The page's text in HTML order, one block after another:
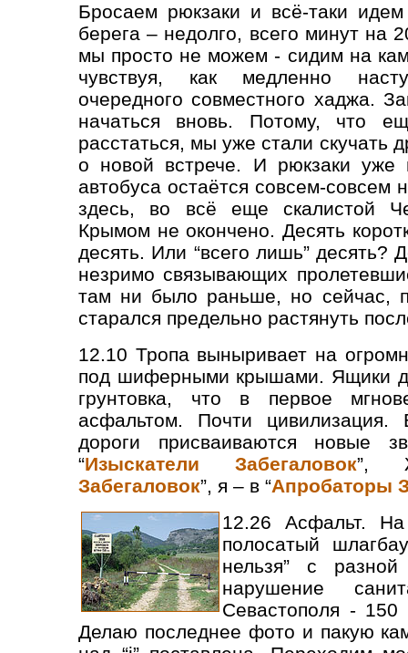
Бросаем рюкзаки и всё-таки идем
берега – недолго, всего минут на
мы просто не можем - сидим на
чувствуя, как медленно
очередного совместного хаджа.
начаться вновь. Потому, что
расстаться, мы уже стали скучать
о новой встрече. И рюкзаки уже
автобуса остаётся совсем-
здесь, во всё еще скалистой
Крымом не окончено. Десять
десять. Или “всего лишь” десять?
незримо связывающих
там ни было раньше, но сейчас,
старался предельно растянуть
12.10 Тропа выныривает на
под шиферными крышами. Ящики
грунтовка, что в первое
асфальтом. Почти цивилизация.
дороги присваиваются новые
“Изыскатели Забегаловок”,
Забегаловок”, я – в “Апробаторы
12.26 Асфальт.
полосатый
нельзя” с
нарушение
Севастополя - 150
Делаю последнее фото и пакую